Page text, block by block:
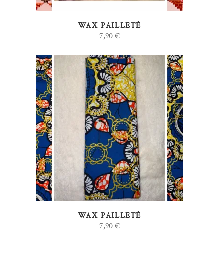
WAX PAILLETÉ
7,90€
AJOUTER AU PANIER
WAX PAILLETÉ
7,90€